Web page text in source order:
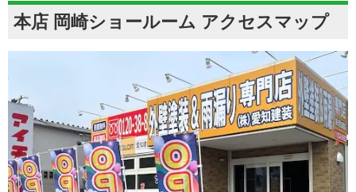
本店 岡崎ショールーム アクセスマップ